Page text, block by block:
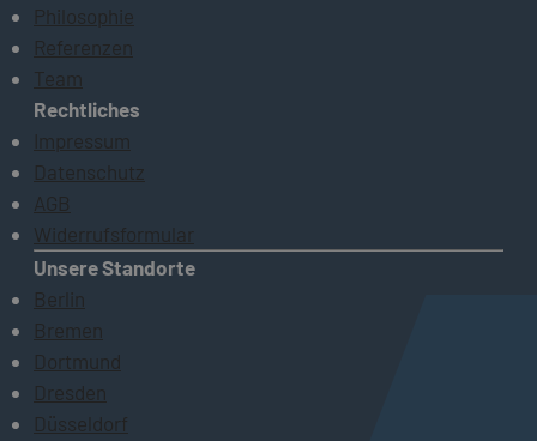
Philosophie
Referenzen
Team
Rechtliches
Impressum
Datenschutz
AGB
Widerrufsformular
Unsere Standorte
Berlin
Bremen
Dortmund
Dresden
Düsseldorf